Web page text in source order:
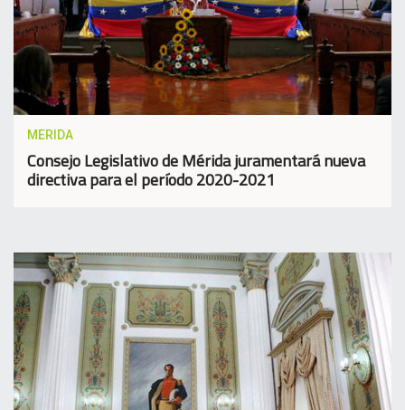
MERIDA
Consejo Legislativo de Mérida juramentará nueva
directiva para el período 2020-2021